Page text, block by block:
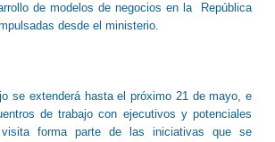
de modelos de negocios en la República
desde el ministerio.
se extenderá hasta el próximo 21 de mayo, e
de trabajo con ejecutivos y potenciales
visita forma parte de las iniciativas que se